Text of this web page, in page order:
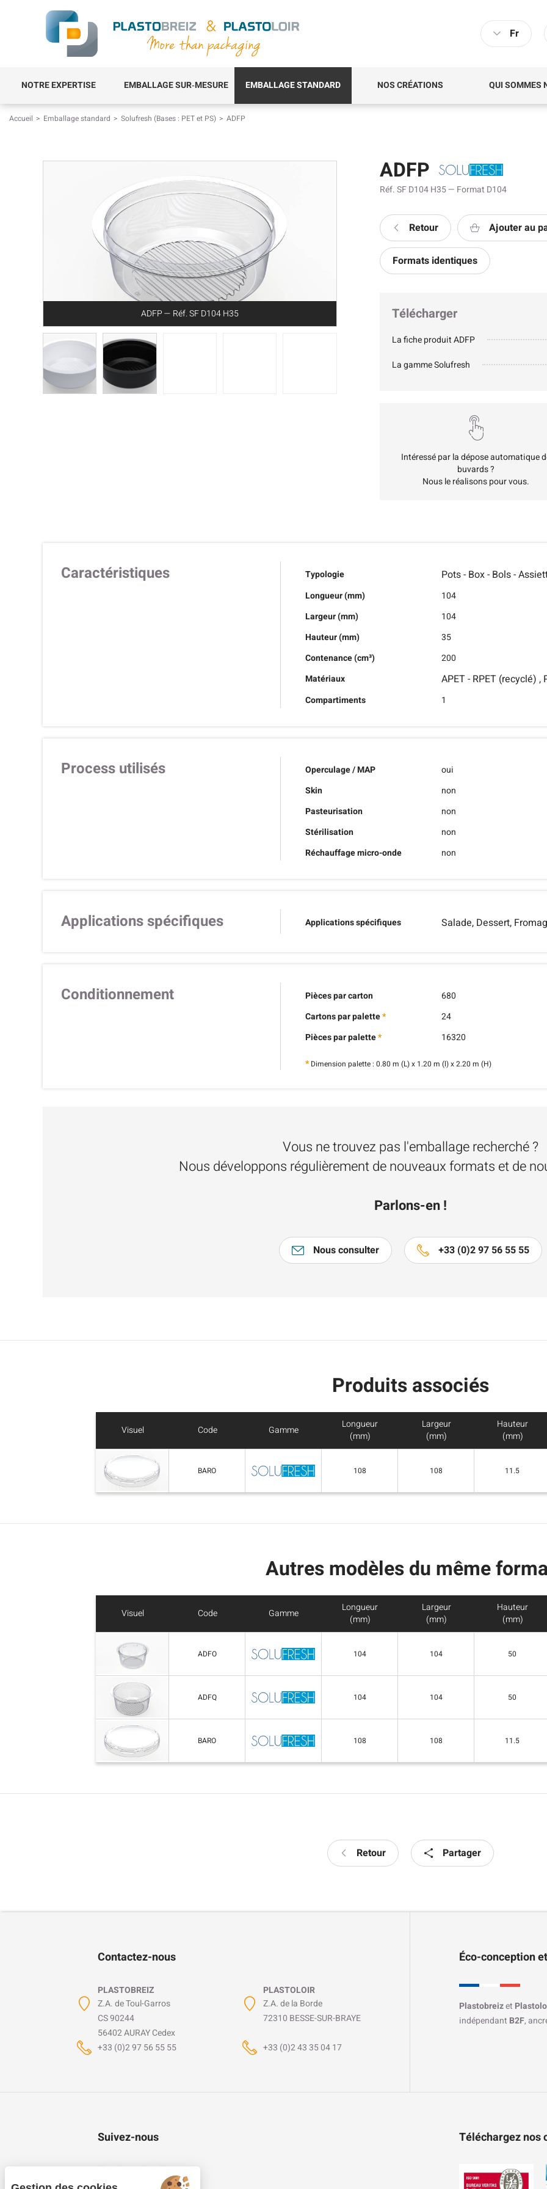
Fr
NOTRE EXPERTISE EMBALLAGE SUR‑MESURE EMBALLAGE STANDARD NOS CRÉATIONS QUI SOMMES
Accueil Emballage standard Solufresh (Bases : PET et PS) ADFP
ADFP — Réf. SF D104 H35
ADFP
Réf. SF D104 H35 — Format D104
Retour Ajouter au
Formats identiques
Télécharger
La fiche produit ADFP
La gamme Solufresh
Intéressé par la dépose automatique
buvards ?
Nous le réalisons pour vous.
Caractéristiques Typologie Pots - Box - Bols -
Longueur (mm)
104
Largeur (mm)
104
Hauteur (mm)
35
Contenance (cm³)
200
Matériaux
APET - RPET (recyclé) ,
Compartiments 1
Process utilisés Operculage / MAP
oui
Skin
non
Pasteurisation
non
Stérilisation
non
Réchauffage micro-onde
non
Applications spécifiques Applications spécifiques Salade, Dessert,
Conditionnement Pièces par carton
680
Cartons par palette*
24
Pièces par palette* 16320
*Dimension palette : 0.80 m (L) x 1.20 m (l) x 2.20 m (H)
Vous ne trouvez pas l'emballage recherché ?
Nous développons régulièrement de nouveaux formats et de
Parlons-en !
Nous consulter +33 (0)2 97 56 55 55
Produits associés
Visuel Code Gamme
Longueur
(mm)
Largeur
(mm)
Hauteur
(mm)
BARO 108 108 11.5
Autres modèles du même
Visuel Code Gamme
Longueur
(mm)
Largeur
(mm)
Hauteur
(mm)
ADFO 104 104 50
ADFQ 104 104 50
BARO 108 108 11.5
Retour Partager
Contactez-nous
PLASTOBREIZ
Z.A. de Toul-Garros
CS 90244
56402 AURAY Cedex
+33 (0)2 97 56 55 55
PLASTOLOIR
Z.A. de la Borde
72310 BESSE-SUR-BRAYE
+33 (0)2 43 35 04 17
Éco-conception
Plastobreizet
indépendant B2F,
Suivez-nous Téléchargez nos